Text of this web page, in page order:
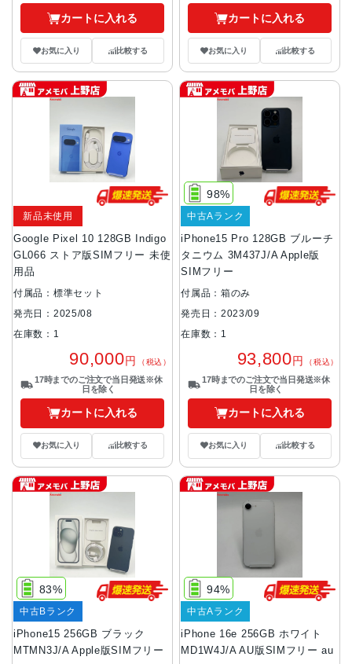
カートに入れる
お気に入り 比較する
カートに入れる
お気に入り 比較する
Google Pixel 10 128GB Indigo
GL066 ストア版SIMフリー 未使
用品
新品未使用
付属品：標準セット
発売日：2025/08
在庫数：1
90,000円 （税込）
17時までのご注文で当日発送※休
日を除く
カートに入れる
お気に入り 比較する
iPhone15 Pro 128GB ブルーチ
タニウム 3M437J/A Apple版
SIMフリー
98%
中古Aランク
付属品：箱のみ
発売日：2023/09
在庫数：1
93,800円 （税込）
17時までのご注文で当日発送※休
日を除く
カートに入れる
お気に入り 比較する
iPhone15 256GB ブラック
MTMN3J/A Apple版SIMフリー
83%
中古Bランク
iPhone 16e 256GB ホワイト
MD1W4J/A AU版SIMフリー au
94%
中古Aランク